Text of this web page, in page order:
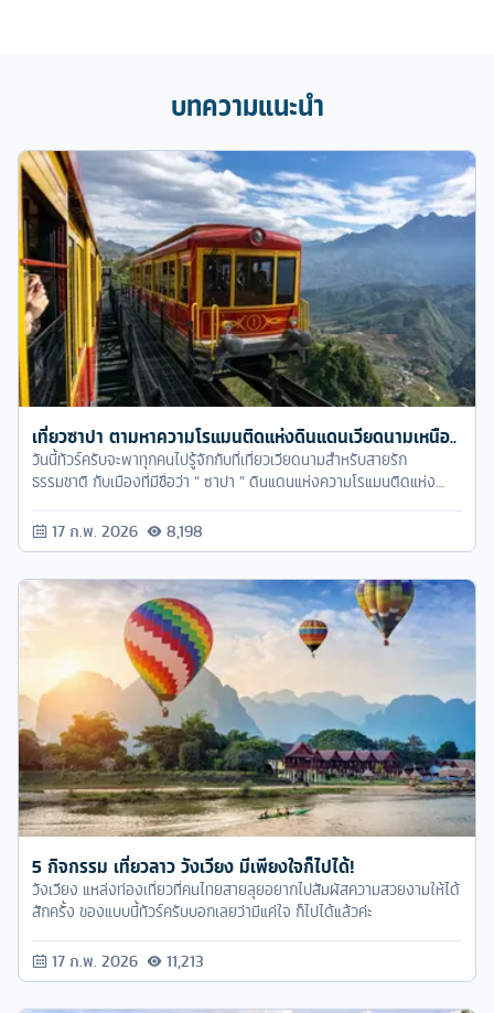
บทความแนะนำ
เที่ยวซาปา ตามหาความโรแมนติดแห่งดินแดนเวียดนามเหนือ..
วันนี้ทัวร์ครับจะพาทุกคนไปรู้จักกับที่เที่ยวเวียดนามสำหรับสายรัก
ธรรมชาติ กับเมืองที่มีชื่อว่า “ ซาปา ” ดินแดนแห่งความโรแมนติดแห่ง
17 ก.พ. 2026 8,198
5 กิจกรรม เที่ยวลาว วังเวียง มีเพียงใจก็ไปได้!
วังเวียง แหล่งท่องเที่ยวที่คนไทยสายลุยอยากไปสัมผัสความสวยงามให้ได้
สักครั้ง ของแบบนี้ทัวร์ครับบอกเลยว่ามีแค่ใจ ก็ไปได้แล้วค่ะ
17 ก.พ. 2026 11,213